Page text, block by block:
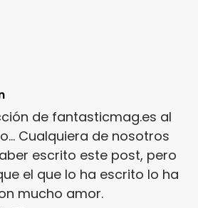
de fantasticmag.es al
Cualquiera de nosotros
escrito este post, pero
el que lo ha escrito lo ha
mucho amor.